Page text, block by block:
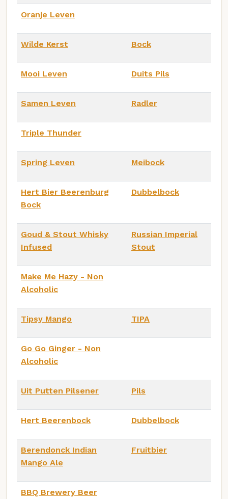
Oranje Leven
Wilde Kerst Bock
Mooi Leven Duits Pils
Samen Leven Radler
Triple Thunder
Spring Leven Meibock
Hert Bier Beerenburg
Bock
Dubbelbock
Goud & Stout Whisky
Infused
Russian Imperial
Stout
Make Me Hazy - Non
Alcoholic
Tipsy Mango TIPA
Go Go Ginger - Non
Alcoholic
Uit Putten Pilsener Pils
Hert Beerenbock Dubbelbock
Berendonck Indian
Mango Ale
Fruitbier
BBQ Brewery Beer